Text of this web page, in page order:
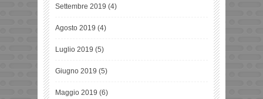
Settembre 2019 (4)
Agosto 2019 (4)
Luglio 2019 (5)
Giugno 2019 (5)
Maggio 2019 (6)